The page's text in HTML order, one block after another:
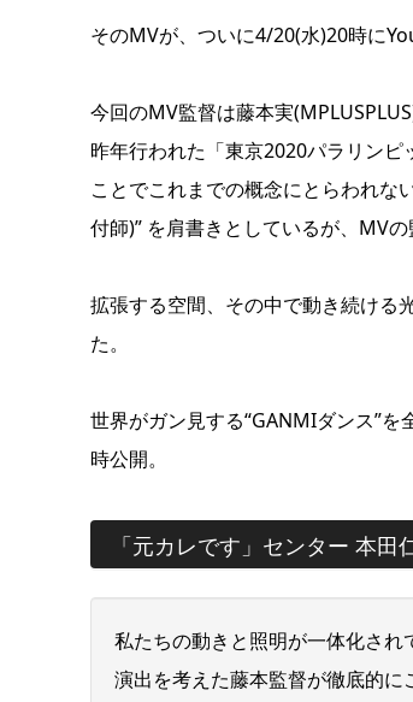
そのMVが、ついに4/20(水)20時に
今回のMV監督は藤本実(MPLUSPLUS)
昨年行われた「東京2020パラリン
ことでこれまでの概念にとらわれ
付師)” を肩書きとしているが、MV
拡張する空間、その中で動き続ける
た。
世界がガン見する“GANMIダンス”
時公開。
「元カレです」センター 本田
私たちの動きと照明が一体化され
演出を考えた藤本監督が徹底的